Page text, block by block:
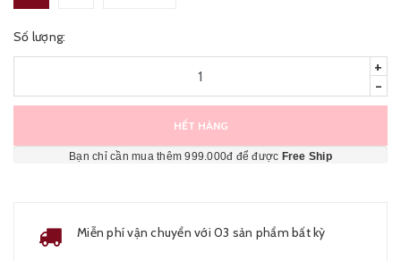
Số lượng:
+
-
HẾT HÀNG
Bạn chỉ cần mua thêm 999.000đ để được Free Ship
Miễn phí vận chuyển với 03 sản phẩm bất kỳ